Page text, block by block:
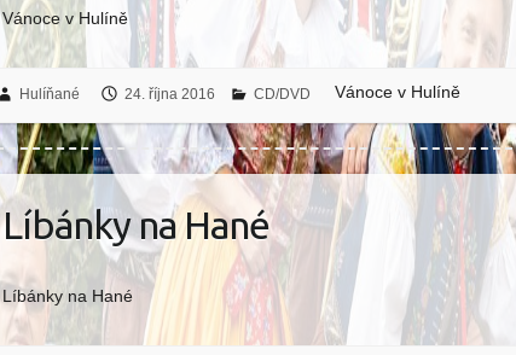
Vánoce v Hulíně
Hulíňané 24. října 2016 CD/DVD Vánoce v Hulíně
Líbánky na Hané
Líbánky na Hané